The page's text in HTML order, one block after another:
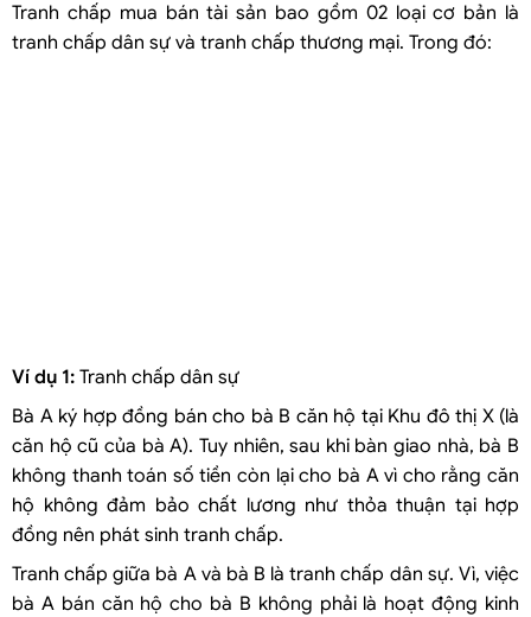
Tòa án được tiến hành như thế nào?
Thời hiệu khởi kiện giải quyết tranh chấp mua bán tài sản là bao lâu?
Tranh chấp mua bán tài sản bao gồm 02 loại cơ bản là
tranh chấp dân sự và tranh chấp thương mại. Trong đó:
Ví dụ 1: Tranh chấp dân sự
Bà A ký hợp đồng bán cho bà B căn hộ tại Khu đô thị X (là
căn hộ cũ của bà A). Tuy nhiên, sau khi bàn giao nhà, bà B
không thanh toán số tiền còn lại cho bà A vì cho rằng căn
hộ không đảm bảo chất lương như thỏa thuận tại hợp
đồng nên phát sinh tranh chấp.
Tranh chấp giữa bà A và bà B là tranh chấp dân sự. Vì, việc
bà A bán căn hộ cho bà B không phải là hoạt động kinh